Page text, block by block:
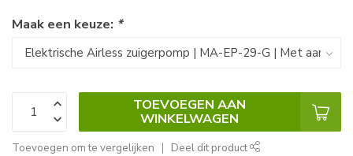
Maak een keuze: *
TOEVOEGEN AAN
WINKELWAGEN
Toevoegen om te vergelijken Deel dit product